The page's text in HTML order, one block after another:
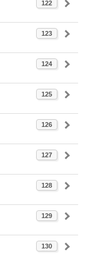
122
123
124
125
126
127
128
129
130